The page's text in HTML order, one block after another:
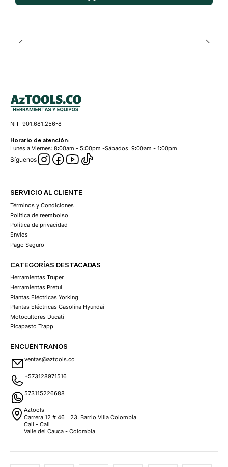
NIT: 901.681.256-8
Horario de atención:
Lunes a Viernes: 8:00am - 5:00pm -Sábados: 9:00am - 1:00pm
Síguenos
SERVICIO AL CLIENTE
Términos y Condiciones
Politica de reembolso
Política de privacidad
Envíos
Pago Seguro
CATEGORÍAS DESTACADAS
Herramientas Truper
Herramientas Pretul
Plantas Eléctricas Yorking
Plantas Eléctricas Gasolina Hyundai
Motocultores Ducati
Picapasto Trapp
ENCUÉNTRANOS
ventas@aztools.co
+573128971516
573115226688
Aztools
Carrera 12 # 46 - 23, Barrio Villa Colombia
Cali - Cali
Valle del Cauca - Colombia